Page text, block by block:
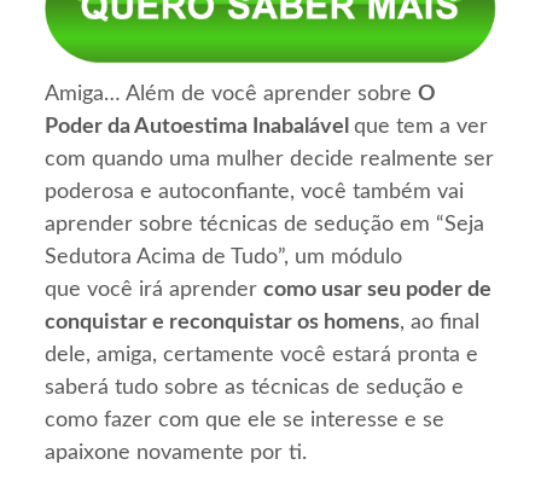
Amiga… Além de você aprender sobreO
Poder da Autoestima Inabalávelque tem a ver
com quando uma mulher decide realmente ser
poderosa e autoconfiante, você também vai
aprender sobre técnicas de sedução em “Seja
Sedutora Acima de Tudo”, um módulo
que você irá aprendercomo usar seu poder de
conquistar e reconquistar os homens, ao final
dele, amiga, certamente você estará pronta e
saberá tudo sobre as técnicas de sedução e
como fazer com que ele se interesse e se
apaixone novamente por ti.